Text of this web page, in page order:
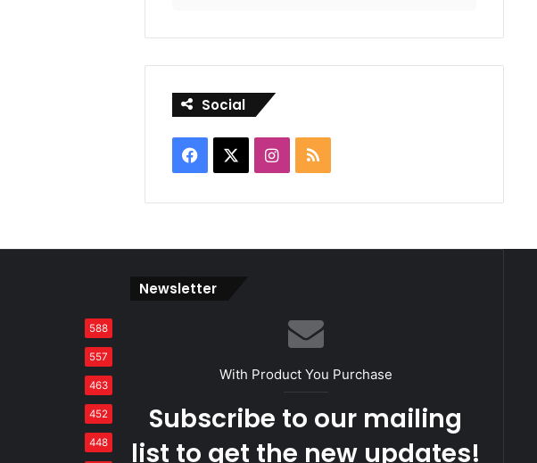
Social
Facebook Instagram
RSS
588
557
463
452
448
Newsletter
With Product You Purchase
Subscribe to our mailing
list to get the new updates!